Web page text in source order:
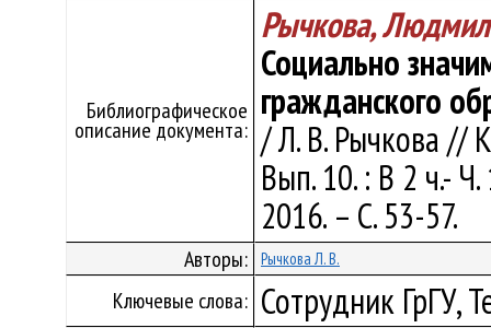
Библиографическое
описание документа:
Рычкова,
Социально
гражданского
/ Л. В. Рычкова //
Вып. 10. : В 2 ч.-
2016. – С. 53-57.
Авторы: Рычкова Л. В.
Ключевые слова: Сотрудник ГрГУ,